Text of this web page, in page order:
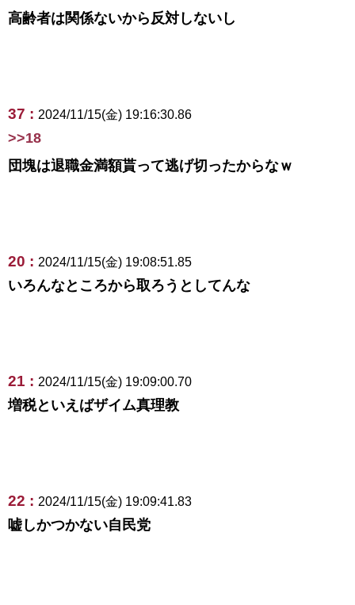
高齢者は関係ないから反対しないし
37 : 2024/11/15(金) 19:16:30.86
>>18
団塊は退職金満額貰って逃げ切ったからなｗ
20 : 2024/11/15(金) 19:08:51.85
いろんなところから取ろうとしてんな
21 : 2024/11/15(金) 19:09:00.70
増税といえばザイム真理教
22 : 2024/11/15(金) 19:09:41.83
嘘しかつかない自民党